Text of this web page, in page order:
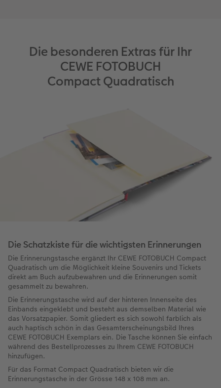
Die besonderen Extras für Ihr
CEWE FOTOBUCH
Compact Quadratisch
Die Schatzkiste für die wichtigsten Erinnerungen
Die Erinnerungstasche ergänzt Ihr CEWE FOTOBUCH Compact
Quadratisch um die Möglichkeit kleine Souvenirs und Tickets
direkt am Buch aufzubewahren und die Erinnerungen somit
gesammelt zu bewahren.
Die Erinnerungstasche wird auf der hinteren Innenseite des
Einbands eingeklebt und besteht aus demselben Material wie
das Vorsatzpapier. Somit gliedert es sich sowohl farblich als
auch haptisch schön in das Gesamterscheinungsbild Ihres
CEWE FOTOBUCH Exemplars ein. Die Tasche können Sie einfach
während des Bestellprozesses zu Ihrem CEWE FOTOBUCH
hinzufügen.
Für das Format Compact Quadratisch bieten wir die
Erinnerungstasche in der Grösse 148 x 108 mm an.